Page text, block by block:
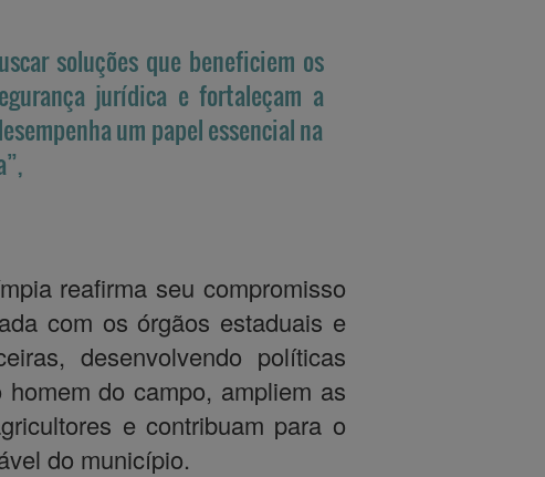
soluções que beneficiem os
jurídica e fortaleçam a
um papel essencial na
reafirma seu compromisso
com os órgãos estaduais e
desenvolvendo políticas
do campo, ampliem as
e contribuam para o
do município.